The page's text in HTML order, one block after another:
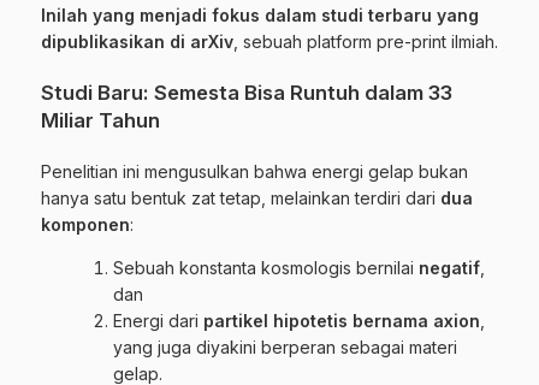
Inilah yang menjadi fokus dalam studi terbaru yang
dipublikasikan di arXiv , sebuah platform pre-print ilmiah.
Studi Baru: Semesta Bisa Runtuh dalam 33
Miliar Tahun
Penelitian ini mengusulkan bahwa energi gelap bukan
hanya satu bentuk zat tetap, melainkan terdiri dari dua
komponen:
Sebuah konstanta kosmologis bernilai negatif
dan
Energi dari partikel hipotetis bernama axion
yang juga diyakini berperan sebagai materi
gelap.